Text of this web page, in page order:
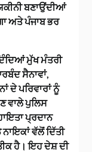
ਬਣਾਉਂਦੀਆਂ
ਅਤੇ ਪੰਜਾਬ ਭਰ
ਮੁੱਖ ਮੰਤਰੀ
ਸੈਨਾਵਾਂ,
ਦੇ ਪਰਿਵਾਰਾਂ ਨੂੰ
ਵਾਲੇ ਪੁਲਿਸ
ਪ੍ਰਦਾਨ
ਵੱਲੋਂ ਦਿੱਤੀ
ਹੈ। ਇਹ ਦੇਸ਼ ਦੀ